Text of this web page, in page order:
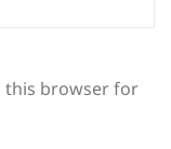
this browser for